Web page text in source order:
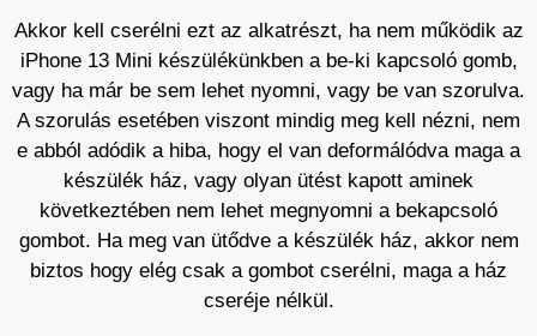
Akkor kell cserélni ezt az alkatrészt, ha nem működik az
iPhone 13 Mini készülékünkben a be-ki kapcsoló gomb,
vagy ha már be sem lehet nyomni, vagy be van szorulva.
A szorulás esetében viszont mindig meg kell nézni, nem
e abból adódik a hiba, hogy el van deformálódva maga a
készülék ház, vagy olyan ütést kapott aminek
következtében nem lehet megnyomni a bekapcsoló
gombot. Ha meg van ütődve a készülék ház, akkor nem
biztos hogy elég csak a gombot cserélni, maga a ház
cseréje nélkül.